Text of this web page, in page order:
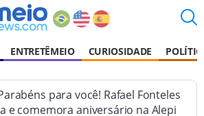
ENTRETÊMEIO CURIOSIDADE
para você! Rafael Fonteles
e comemora aniversário na Alepi